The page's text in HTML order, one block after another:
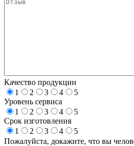
Качество продукции
1
2 3 4
5
Уровень сервиса
1
2 3 4
5
Срок изготовления
1
2 3 4
5
Пожалуйста, докажите, что вы